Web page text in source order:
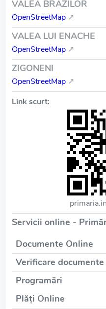
VALEA BRAZILOR
OpenStreetMap ↗
VALEA LUI ENACHE
OpenStreetMap ↗
ZIGONENI
OpenStreetMap ↗
Link scurt:
Servicii online -
Documente Online
Verificare documente
Programări
Plăți Online